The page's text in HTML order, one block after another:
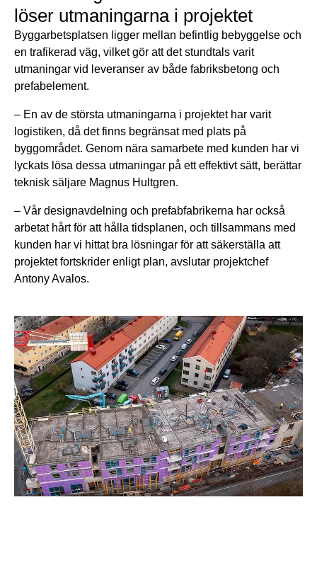
löser utmaningarna i projektet
Byggarbetsplatsen ligger mellan befintlig bebyggelse och
en trafikerad väg, vilket gör att det stundtals varit
utmaningar vid leveranser av både fabriksbetong och
prefabelement.
– En av de största utmaningarna i projektet har varit
logistiken, då det finns begränsat med plats på
byggområdet. Genom nära samarbete med kunden har vi
lyckats lösa dessa utmaningar på ett effektivt sätt, berättar
teknisk säljare Magnus Hultgren.
– Vår designavdelning och prefabfabrikerna har också
arbetat hårt för att hålla tidsplanen, och tillsammans med
kunden har vi hittat bra lösningar för att säkerställa att
projektet fortskrider enligt plan, avslutar projektchef
Antony Avalos.